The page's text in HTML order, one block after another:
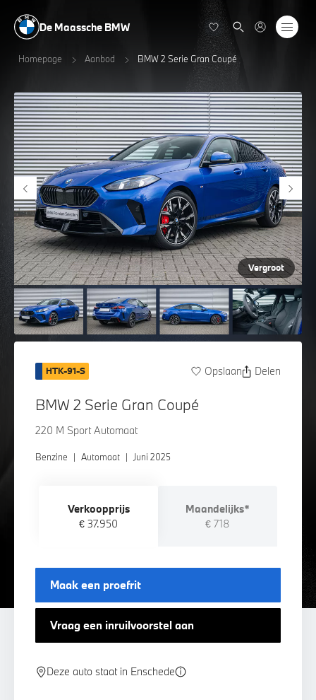
De Maassche BMW
Homepage Aanbod BMW 2 Serie Gran Coupé
Vergroot
HTK-91-S Opslaan Delen
BMW 2 Serie Gran Coupé
220 M Sport Automaat
Benzine | Automaat | Juni 2025
Verkoopprijs
€ 37.950
Maandelijks*
€ 718
Maak een proefrit
Vraag een inruilvoorstel aan
Deze auto staat in Enschede